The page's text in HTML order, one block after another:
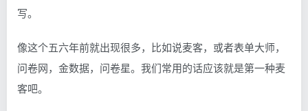
写。
像这个五六年前就出现很多，比如说麦客，或者表单大师，
问卷网，金数据，问卷星。我们常用的话应该就是第一种麦
客吧。